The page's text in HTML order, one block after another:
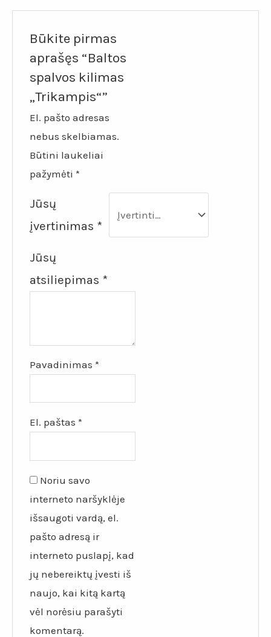
Būkite pirmas
aprašęs “Baltos
spalvos kilimas
„Trikampis“”
El. pašto adresas
nebus skelbiamas.
Būtini laukeliai
pažymėti*
Jūsų
įvertinimas *
Jūsų
atsiliepimas *
Pavadinimas*
El. paštas*
Noriu savo
interneto naršyklėje
išsaugoti vardą, el.
pašto adresą ir
interneto puslapį, kad
jų nebereiktų įvesti iš
naujo, kai kitą kartą
vėl norėsiu parašyti
komentarą.